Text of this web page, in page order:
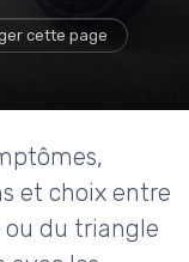
cette page
et choix entre
du triangle